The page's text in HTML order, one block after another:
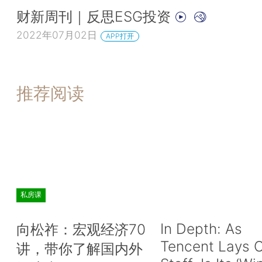
财新周刊｜反思ESG投资
2022年07月02日 APP打开
推荐阅读
私房课
向松祚：宏观经济70
讲，带你了解国内外
In Depth: As
Tencent Lays